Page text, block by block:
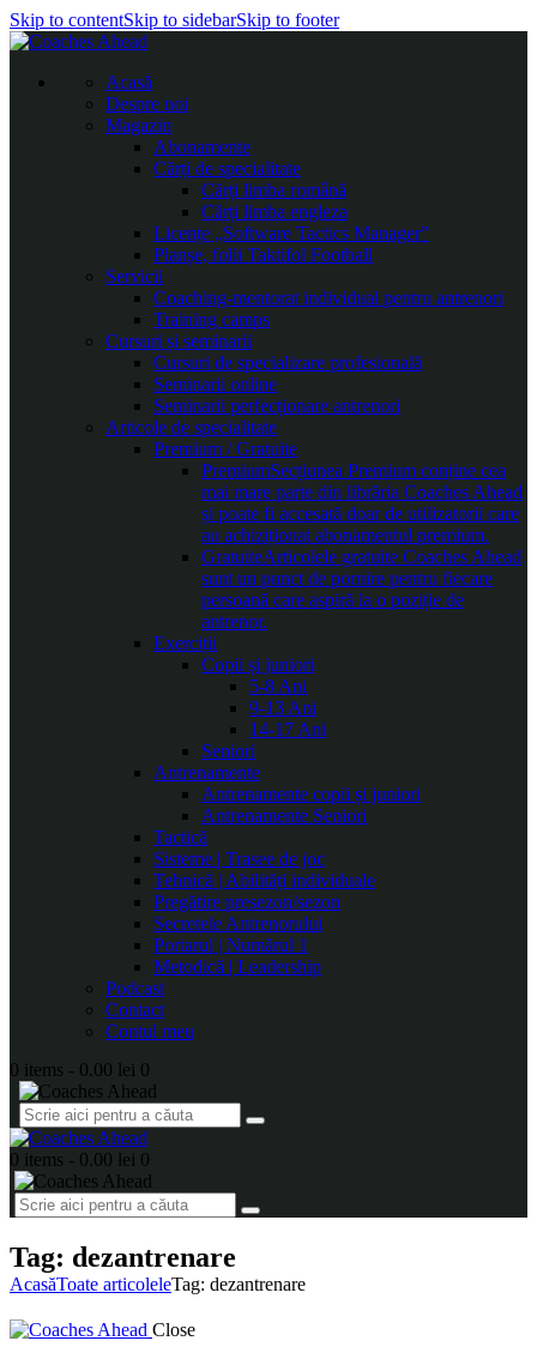
Skip to contentSkip to sidebarSkip to footer
Acasă
Despre noi
Magazin
Abonamente
Cărți de specialitate
Cărți limba română
Cărți limba engleza
Licențe „Software Tactics Manager”
Planșe, folii Taktifol Football
Servicii
Coaching-mentorat individual pentru antrenori
Training camps
Cursuri și seminarii
Cursuri de specializare profesională
Seminarii online
Seminarii perfecționare antrenori
Articole de specialitate
Premium / Gratuite
PremiumSecțiunea Premium conține cea
mai mare parte din librăria Coaches Ahead
și poate fi accesată doar de utilizatorii care
au achiziționat abonamentul premium.
GratuiteArticolele gratuite Coaches Ahead
sunt un punct de pornire pentru fiecare
persoană care aspiră la o poziție de
antrenor.
Exerciții
Copii și juniori
5-8 Ani
9-13 Ani
14-17 Ani
Seniori
Antrenamente
Antrenamente copii și juniori
Antrenamente Seniori
Tactică
Sisteme | Trasee de joc
Tehnică | Abilități individuale
Pregătire presezon/sezon
Secretele Antrenorului
Portarul | Numărul 1
Metodică | Leadership
Podcast
Contact
Contul meu
0 items - 0.00 lei 0
0 items - 0.00 lei 0
Tag: dezantrenare
AcasăToate articoleleTag: dezantrenare
Close